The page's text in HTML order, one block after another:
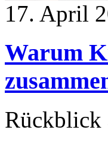
17. April
Warum
Rückblick